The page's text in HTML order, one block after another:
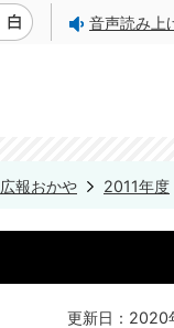
音声読み上
広報おかや 2011年度
更新日：2020